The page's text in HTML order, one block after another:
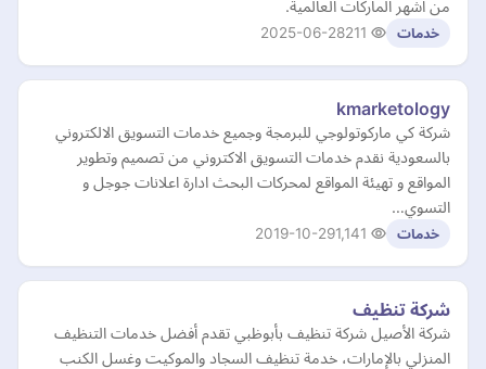
من اشهر الماركات العالمية.
خدمات 2025-06-28
kmarketology
شركة كي ماركوتولوجي للبرمجة وجميع خدمات التسويق الالكتروني
بالسعودية نقدم خدمات التسويق الاكتروني من تصميم وتطوير
المواقع و تهيئة المواقع لمحركات البحث ادارة اعلانات جوجل و
التسوي…
خدمات 2019-10-29
شركة تنظيف
شركة الأصيل شركة تنظيف بأبوظبي تقدم أفضل خدمات التنظيف
المنزلي بالإمارات، خدمة تنظيف السجاد والموكيت وغسل الكنب